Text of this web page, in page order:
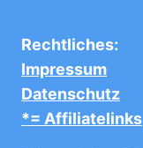
Rechtliches:
Impressum
Datenschutz
*= Affiliatelinks